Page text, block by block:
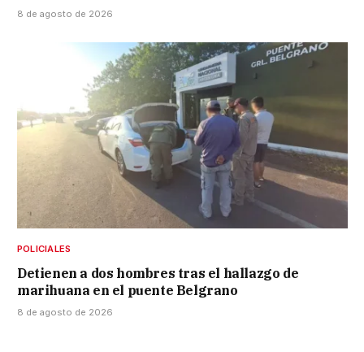
8 de agosto de 2026
POLICIALES
Detienen a dos hombres tras el hallazgo de
marihuana en el puente Belgrano
8 de agosto de 2026